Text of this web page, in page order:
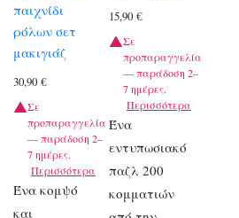
παιχνίδι
ρόλων σετ
μακιγιάζ
30,90 €
Σε
προπαραγγελία
— παράδοση 2–
7 ημέρες.
Περισσότερα
Ένα κομψό
και
15,90€
Σε
προπαραγγελία
— παράδοση 2–
7 ημέρες.
Περισσότερα
Ένα
εντυπωσιακό
παζλ 200
κομματιών